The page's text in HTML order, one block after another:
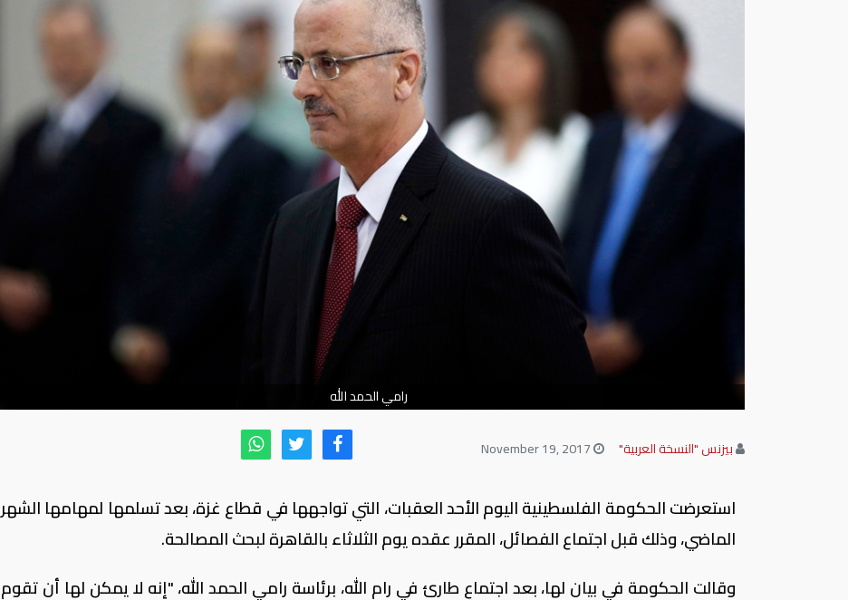
رامي الحمد الله
بيزنس "النسخة العربية"
استعرضت الحكومة الفلسطينية اليوم الأحد العقبات، التي تواجهها في قطاع غزة، بعد تسلمها لمهامها الشهر
الماضي، وذلك قبل اجتماع الفصائل، المقرر عقده يوم الثلاثاء بالقاهرة لبحث المصالحة.
وقالت الحكومة في بيان لها، بعد اجتماع طارئ في رام الله، برئاسة رامي الحمد الله، "إنه لا يمكن لها أن تقوم